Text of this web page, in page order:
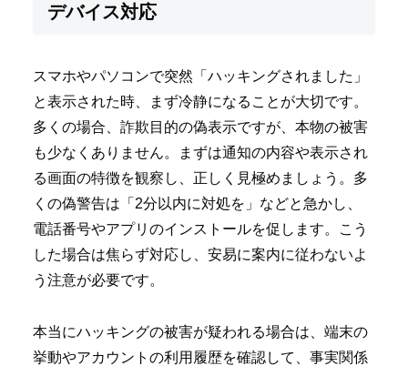
デバイス対応
スマホやパソコンで突然「ハッキングされました」
と表示された時、まず冷静になることが大切です。
多くの場合、詐欺目的の偽表示ですが、本物の被害
も少なくありません。まずは通知の内容や表示され
る画面の特徴を観察し、正しく見極めましょう。多
くの偽警告は「2分以内に対処を」などと急かし、
電話番号やアプリのインストールを促します。こう
した場合は焦らず対応し、安易に案内に従わないよ
う注意が必要です。
本当にハッキングの被害が疑われる場合は、端末の
挙動やアカウントの利用履歴を確認して、事実関係